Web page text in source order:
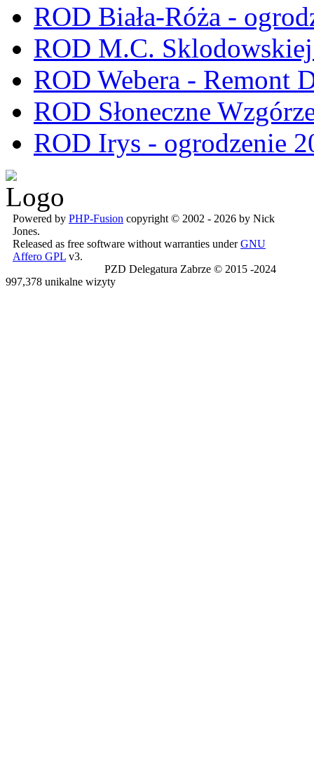
ROD Biała-Róża -
ROD M.C.
ROD Webera - Remont
ROD Słoneczne
ROD Irys - ogrodzenie
Powered by PHP-Fusion copyright © 2002 - 2026 by Nick
Jones.
Released as free software without warranties underGNU
Affero GPL v3.
PZD Delegatura Zabrze © 2015 -2024
997,378 unikalne wizyty